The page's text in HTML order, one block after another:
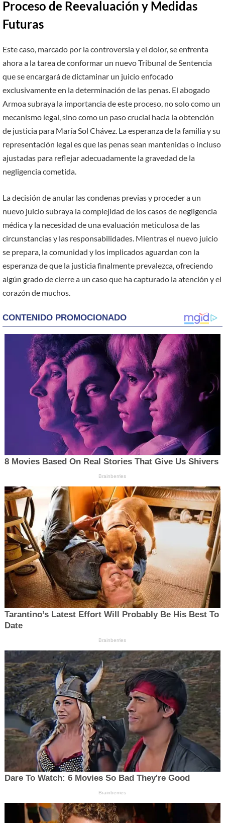
Proceso de Reevaluación y Medidas
Futuras
Este caso, marcado por la controversia y el dolor, se enfrenta
ahora a la tarea de conformar un nuevo Tribunal de Sentencia
que se encargará de dictaminar un juicio enfocado
exclusivamente en la determinación de las penas. El abogado
Armoa subraya la importancia de este proceso, no solo como un
mecanismo legal, sino como un paso crucial hacia la obtención
de justicia para María Sol Chávez. La esperanza de la familia y su
representación legal es que las penas sean mantenidas o incluso
ajustadas para reflejar adecuadamente la gravedad de la
negligencia cometida.
La decisión de anular las condenas previas y proceder a un
nuevo juicio subraya la complejidad de los casos de negligencia
médica y la necesidad de una evaluación meticulosa de las
circunstancias y las responsabilidades. Mientras el nuevo juicio
se prepara, la comunidad y los implicados aguardan con la
esperanza de que la justicia finalmente prevalezca, ofreciendo
algún grado de cierre a un caso que ha capturado la atención y el
corazón de muchos.